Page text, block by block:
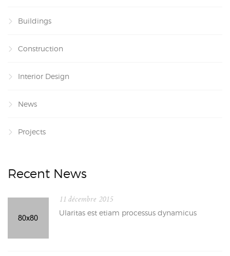
Buildings
Construction
Interior Design
News
Projects
Recent News
11 décembre 2015
Ularitas est etiam processus dynamicus